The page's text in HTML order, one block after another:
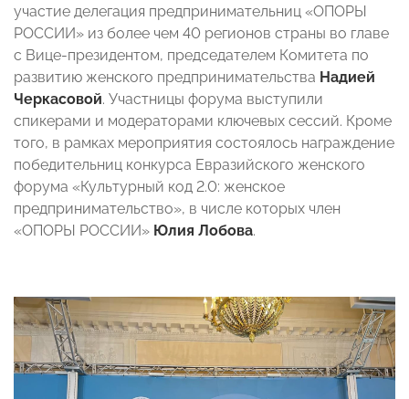
участие делегация предпринимательниц «ОПОРЫ
РОССИИ» из более чем 40 регионов страны во главе
с Вице-президентом, председателем Комитета по
развитию женского предпринимательства Надией
Черкасовой. Участницы форума выступили
спикерами и модераторами ключевых сессий. Кроме
того, в рамках мероприятия состоялось награждение
победительниц конкурса Евразийского женского
форума «Культурный код 2.0: женское
предпринимательство», в числе которых член
«ОПОРЫ РОССИИ» Юлия Лобова.